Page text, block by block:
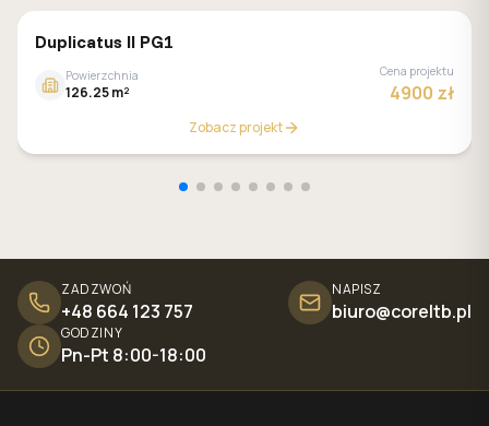
MALACHIT
Duplicatus II PG1
Powierzchnia
126.25 m²
Cena projektu
4900 zł
Zobacz projekt
ZADZWOŃ
+48 664 123 757
NAPISZ
biuro@coreltb.pl
GODZINY
Pn-Pt 8:00-18:00